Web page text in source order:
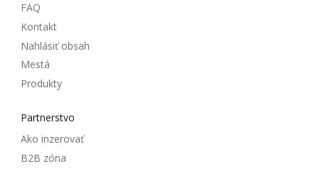
FAQ
Kontakt
Nahlásiť obsah
Mestá
Produkty
Partnerstvo
Ako inzerovať
B2B zóna